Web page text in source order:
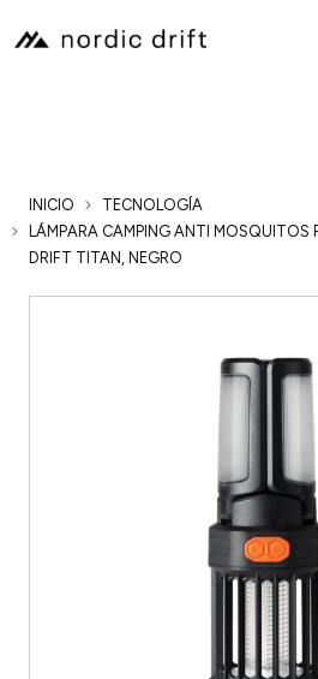
INICIO
TECNOLOGÍA
LÁMPARA CAMPING ANTI MOSQUITOS
DRIFT TITAN, NEGRO